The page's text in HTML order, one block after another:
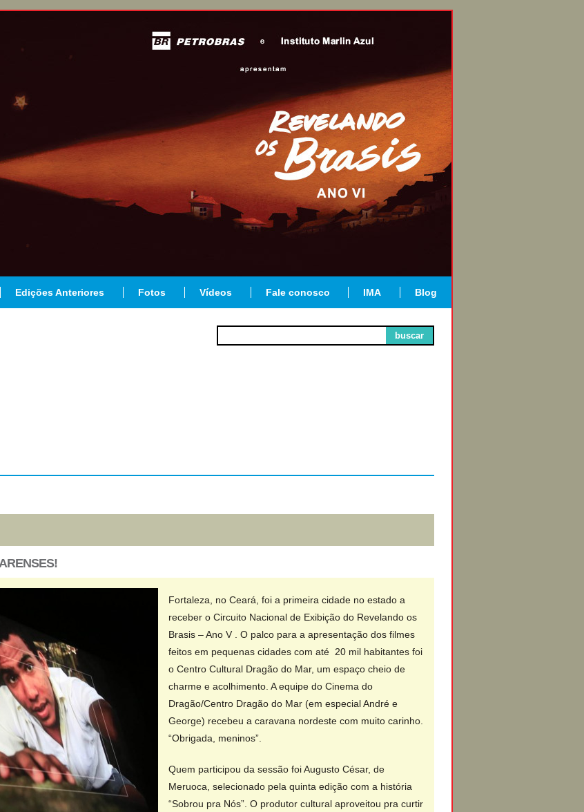
Edições Anteriores Fotos Vídeos Fale conosco IMA Blog
buscar
Fortaleza, no Ceará, foi a primeira cidade no estado a
receber o Circuito Nacional de Exibição do Revelando os
Brasis – Ano V . O palco para a apresentação dos filmes
feitos em pequenas cidades com até 20 mil habitantes foi
o Centro Cultural Dragão do Mar, um espaço cheio de
charme e acolhimento. A equipe do Cinema do
Dragão/Centro Dragão do Mar (em especial André e
George) recebeu a caravana nordeste com muito carinho.
“Obrigada, meninos”.
Quem participou da sessão foi Augusto César, de
Meruoca, selecionado pela quinta edição com a história
“Sobrou pra Nós”. O produtor cultural aproveitou pra curtir